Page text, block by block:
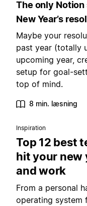
The only
New Year’s
Maybe your
past year (totally
upcoming year,
setup for goal-
top of mind.
8 min. læsning
Inspiration
Top 12 best
hit your new
and work
From a personal
operating system